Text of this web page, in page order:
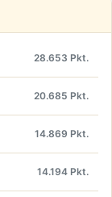
28.653 Pkt.
20.685 Pkt.
14.869 Pkt.
14.194 Pkt.